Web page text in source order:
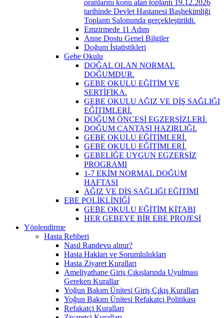
oranlarını konu alan toplantı 19.12.2026
tarihinde Devlet Hastanesi Başhekimliği
Toplantı Salonunda gerçekleştirildi.
Emzirmede 11 Adım
Anne Dostu Genel Bilgiler
Doğum İstatistikleri
Gebe Okulu
DOĞAL OLAN NORMAL
DOĞUMDUR.
GEBE OKULU EĞİTİM VE
SERTİFİKA.
GEBE OKULU AĞIZ VE DİŞ SAĞLIĞI
EĞİTİMLERİ.
DOĞUM ÖNCESİ EGZERSİZLERİ.
DOĞUM ÇANTASI HAZIRLIĞI.
GEBE OKULU EĞİTİMLERİ.
GEBE OKULU EĞİTİMLERİ.
GEBELİĞE UYGUN EGZERSİZ
PROGRAMI
1-7 EKİM NORMAL DOĞUM
HAFTASI
AĞIZ VE DİŞ SAĞLIĞI EĞİTİMİ
EBE POLİKLİNİĞİ
GEBE OKULU EĞİTİM KİTABI
HER GEBEYE BİR EBE PROJESİ
Yönlendirme
Hasta Rehberi
Nasıl Randevu alınır?
Hasta Hakları ve Sorumlulukları
Hasta Ziyaret Kuralları
Ameliyathane Giriş Çıkışlarında Uyulması
Gereken Kurallar
Yoğun Bakım Ünitesi Giriş Çıkış Kuralları
Yoğun Bakım Ünitesi Refakatçi Politikası
Refakatçi Kuralları